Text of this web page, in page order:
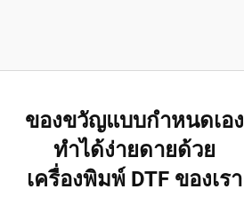
ของขวัญแบบกำหนดเอง
ทำได้ง่ายดายด้วย
เครื่องพิมพ์ DTF ของเรา